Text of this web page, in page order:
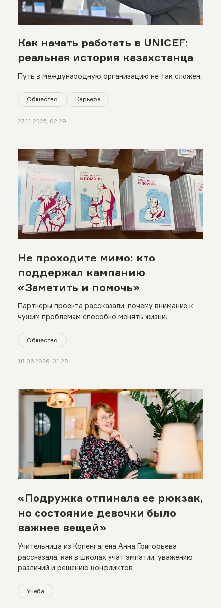
Как начать работать в UNICEF:
реальная история казахстанца
Путь в международную организацию не так сложен.
Общество Карьера
27.11.2025, 02:29
Не проходите мимо: кто
поддержал кампанию
«Заметить и помочь»
Партнеры проекта рассказали, почему внимание к
чужим проблемам способно менять жизни.
Общество
18.06.2026, 01:28
«Подружка отпинала ее рюкзак,
но состояние девочки было
важнее вещей»
Учительница из Копенгагена Анна Григорьева
рассказала, как в школах учат эмпатии, уважению
различий и решению конфликтов
Учеба